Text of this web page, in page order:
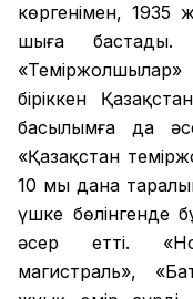
көргенімен, 1935
шыға бастады.
біріккен
басылымға да
«Қазақстан
10 мың дана
үшке бөлінгенде
әсер етті.
магистраль»,